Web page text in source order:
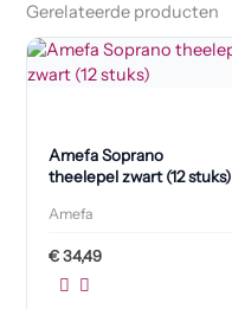
Gerelateerde producten
Amefa Soprano
theelepel zwart (12 stuks)
Amefa
€34,49